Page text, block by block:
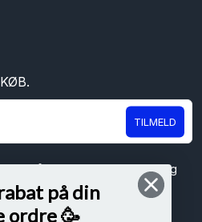
TILMELD
og få spændende nyheder og
på din
ordre 🥳